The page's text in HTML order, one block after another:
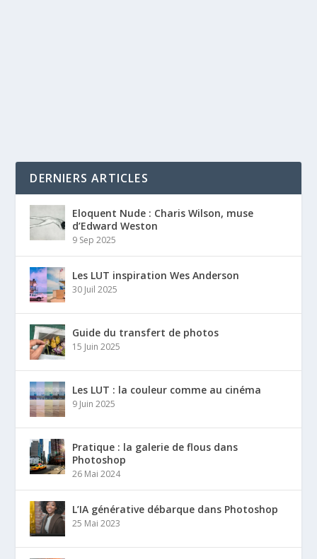
DERNIERS ARTICLES
Eloquent Nude : Charis Wilson, muse
d’Edward Weston
9 Sep 2025
Les LUT inspiration Wes Anderson
30 Juil 2025
Guide du transfert de photos
15 Juin 2025
Les LUT : la couleur comme au cinéma
9 Juin 2025
Pratique : la galerie de flous dans
Photoshop
26 Mai 2024
L’IA générative débarque dans Photoshop
25 Mai 2023